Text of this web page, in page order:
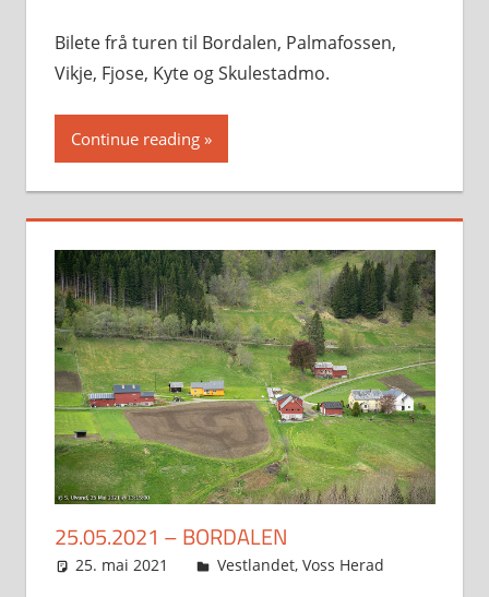
Bilete frå turen til Bordalen, Palmafossen,
Vikje, Fjose, Kyte og Skulestadmo.
Continue reading
25.05.2021 – BORDALEN
25. mai 2021 Svein
Vestlandet, Voss Herad